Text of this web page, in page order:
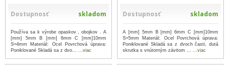
Dostupnosť skladom
Používa sa k výrobe opaskov , obojkov . A
[mm] 5mm B [mm] 6mm C [mm]10mm
S=4mm Materiál: Ocel Povrchová úprava:
Poniklované Skladá sa z dvo...
...viac
Dostupnosť skladom
A [mm] 5mm B [mm] 6mm C [mm]10mm
S=5mm Materiál: Ocel Povrchová úprava:
Poniklované Skladá sa z dvoch časti, dutá
skrutka s vnútorným závitom ...
...viac